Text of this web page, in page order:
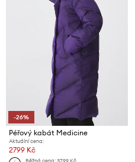
-26%
Péřový kabát Medicine
Aktuální cena:
2799 Kč